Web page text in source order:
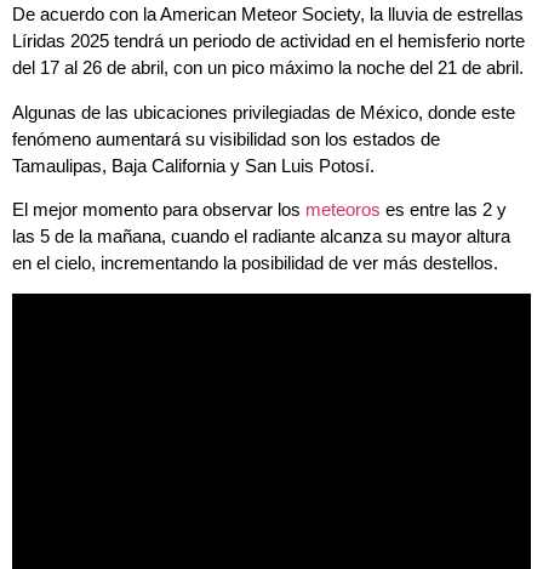
De acuerdo con la American Meteor Society, la lluvia de estrellas
Líridas 2025 tendrá un periodo de actividad en el hemisferio norte
del 17 al 26 de abril, con un pico máximo la noche del 21 de abril.
Algunas de las ubicaciones privilegiadas de México, donde este
fenómeno aumentará su visibilidad son los estados de
Tamaulipas, Baja California y San Luis Potosí.
El mejor momento para observar los meteoros es entre las 2 y
las 5 de la mañana, cuando el radiante alcanza su mayor altura
en el cielo, incrementando la posibilidad de ver más destellos.